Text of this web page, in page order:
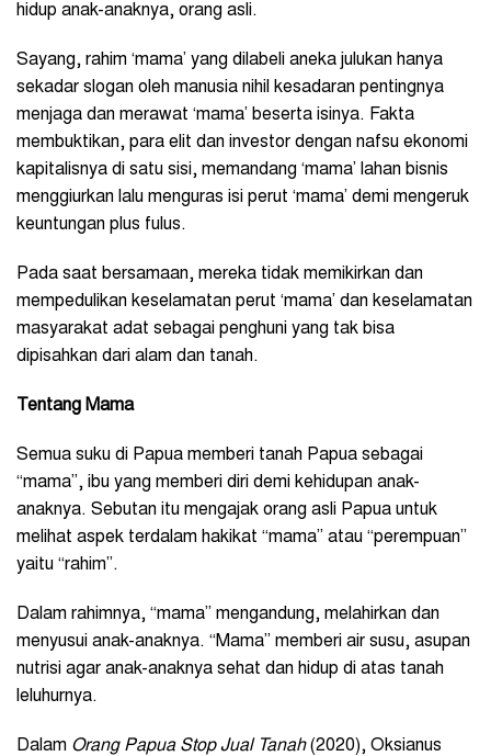
hidup anak-anaknya, orang asli.
Sayang, rahim ‘mama’ yang dilabeli aneka julukan hanya
sekadar slogan oleh manusia nihil kesadaran pentingnya
menjaga dan merawat ‘mama’ beserta isinya. Fakta
membuktikan, para elit dan investor dengan nafsu ekonomi
kapitalisnya di satu sisi, memandang ‘mama’ lahan bisnis
menggiurkan lalu menguras isi perut ‘mama’ demi mengeruk
keuntungan plus fulus.
Pada saat bersamaan, mereka tidak memikirkan dan
mempedulikan keselamatan perut ‘mama’ dan keselamatan
masyarakat adat sebagai penghuni yang tak bisa
dipisahkan dari alam dan tanah.
Tentang Mama
Semua suku di Papua memberi tanah Papua sebagai
“mama”, ibu yang memberi diri demi kehidupan anak-
anaknya. Sebutan itu mengajak orang asli Papua untuk
melihat aspek terdalam hakikat “mama” atau “perempuan”
yaitu “rahim”.
Dalam rahimnya, “mama” mengandung, melahirkan dan
menyusui anak-anaknya. “Mama” memberi air susu, asupan
nutrisi agar anak-anaknya sehat dan hidup di atas tanah
leluhurnya.
Dalam Orang Papua Stop Jual Tanah(2020), Oksianus